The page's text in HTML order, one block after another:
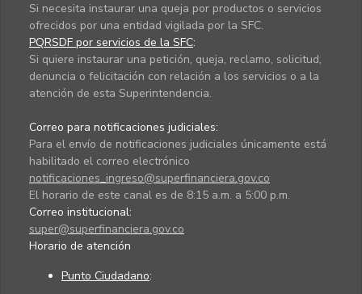
Si necesita instaurar una queja por productos o servicios
ofrecidos por una entidad vigilada por la SFC.
PQRSDF por servicios de la SFC:
Si quiere instaurar una petición, queja, reclamo, solicitud,
denuncia o felicitación con relación a los servicios o a la
atención de esta Superintendencia.
Correo para notificaciones judiciales:
Para el envío de notificaciones judiciales únicamente está
habilitado el correo electrónico
notificaciones_ingreso@superfinanciera.gov.co
El horario de este canal es de 8:15 a.m. a 5:00 p.m.
Correo institucional:
super@superfinanciera.gov.co
Horario de atención
Punto Ciudadano: